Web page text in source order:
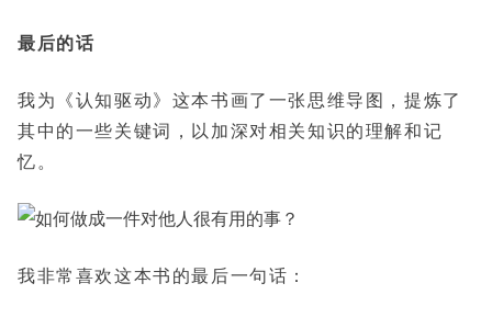
最后的话
我为《认知驱动》这本书画了一张思维导图，提炼了
其中的一些关键词，以加深对相关知识的理解和记
忆。
我非常喜欢这本书的最后一句话：